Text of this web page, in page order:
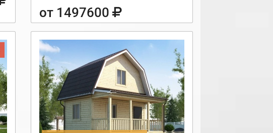
от 1497600